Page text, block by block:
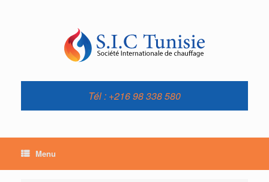
Tél : +216 98 338 580
Menu